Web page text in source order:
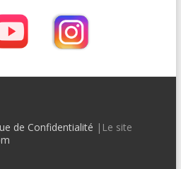
de Confidentialité |Le site